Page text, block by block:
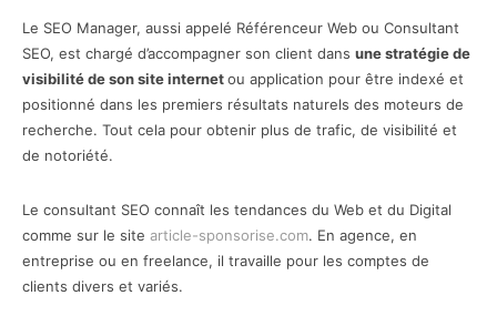
Le SEO Manager, aussi appelé Référenceur Web ou Consultant
SEO, est chargé d’accompagner son client dans une stratégie de
visibilité de son site internetou application pour être indexé et
positionné dans les premiers résultats naturels des moteurs de
recherche. Tout cela pour obtenir plus de trafic, de visibilité et
de notoriété.
Le consultant SEO connaît les tendances du Web et du Digital
comme sur le site article-sponsorise.com. En agence, en
entreprise ou en freelance, il travaille pour les comptes de
clients divers et variés.